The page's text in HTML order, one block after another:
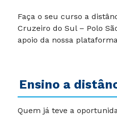
Faça o seu curso a
Cruzeiro do Sul – Polo
apoio da nossa
Ensino a
Quem já teve a